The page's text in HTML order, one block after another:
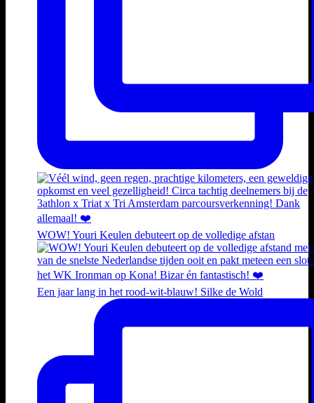
WOW! Youri Keulen debuteert op de volledige afstan
Een jaar lang in het rood-wit-blauw! Silke de Wold